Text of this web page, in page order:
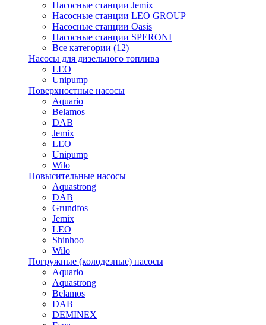
Насосные станции Jemix
Насосные станции LEO GROUP
Насосные станции Oasis
Насосные станции SPERONI
Все категории (12)
Насосы для дизельного топлива
LEO
Unipump
Поверхностные насосы
Aquario
Belamos
DAB
Jemix
LEO
Unipump
Wilo
Повысительные насосы
Aquastrong
DAB
Grundfos
Jemix
LEO
Shinhoo
Wilo
Погружные (колодезные) насосы
Aquario
Aquastrong
Belamos
DAB
DEMINEX